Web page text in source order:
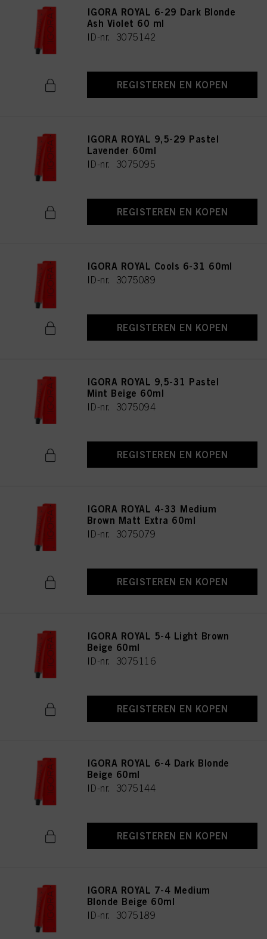
IGORA ROYAL 6-29 Dark Blonde
Ash Violet 60 ml
ID-nr. 3075142
REGISTEREN EN KOPEN
IGORA ROYAL 9,5-29 Pastel
Lavender 60ml
ID-nr. 3075095
REGISTEREN EN KOPEN
IGORA ROYAL Cools 6-31 60ml
ID-nr. 3075089
REGISTEREN EN KOPEN
IGORA ROYAL 9,5-31 Pastel
Mint Beige 60ml
ID-nr. 3075094
REGISTEREN EN KOPEN
IGORA ROYAL 4-33 Medium
Brown Matt Extra 60ml
ID-nr. 3075079
REGISTEREN EN KOPEN
IGORA ROYAL 5-4 Light Brown
Beige 60ml
ID-nr. 3075116
REGISTEREN EN KOPEN
IGORA ROYAL 6-4 Dark Blonde
Beige 60ml
ID-nr. 3075144
REGISTEREN EN KOPEN
IGORA ROYAL 7-4 Medium
Blonde Beige 60ml
ID-nr. 3075189